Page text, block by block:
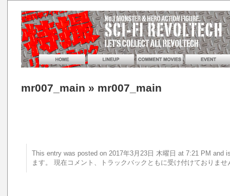
mr007_main » mr007_main
This entry was posted on 2017年3月23日 木曜日 at 7:21 PM
ます。 現在コメント、トラックバックともに受け付けておりませ